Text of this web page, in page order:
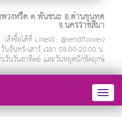
พวงหรีด ต.พันชนะ อ.ด่านขุนทด
จ.นครราชสีมา
(สั่งซื้อได้ที่ LineId : @sendflower)
วันจันทร์-เสาร์ เวลา 08:00-20:00 น.
เว้นวันอาทิตย์ และวันหยุดนักขัตฤกษ์